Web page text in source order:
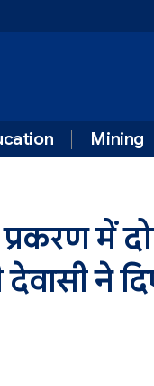
Mining
प्रकरण में
देवासी ने